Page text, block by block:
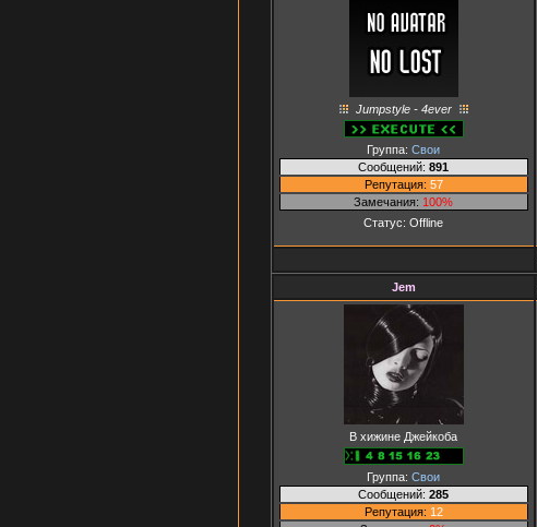
Jumpstyle - 4ever
Группа: Свои
Сообщений: 891
Репутация: 57
Замечания: 100%
Статус: Offline
Jem
В хижине Джейкоба
Группа: Свои
Сообщений: 285
Репутация: 12